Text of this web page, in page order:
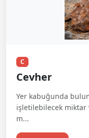
C
Cevher
Yer kabuğunda
işletilebilecek
m...